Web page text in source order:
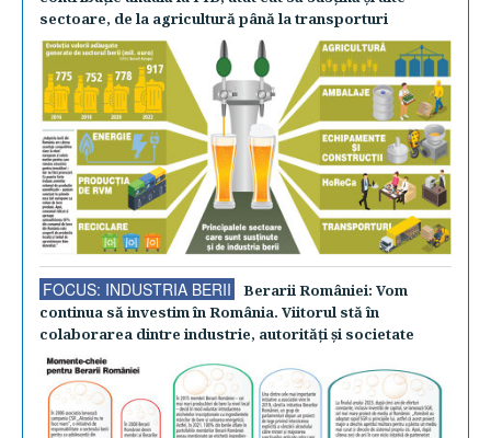
sectoare, de la agricultură până la transporturi
FOCUS: INDUSTRIA BERII
Berarii României: Vom
continua să investim în România. Viitorul stă în
colaborarea dintre industrie, autorităţi şi societate